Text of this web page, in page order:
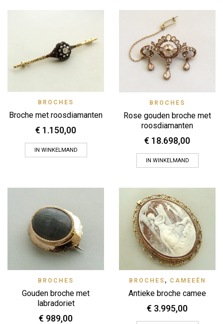
BROCHES
Broche met roosdiamanten
€ 1.150,00
IN WINKELMAND
BROCHES
Rose gouden broche met
roosdiamanten
€ 18.698,00
IN WINKELMAND
BROCHES
Gouden broche met
labradoriet
€ 989,00
BROCHES , CAMEEËN
Antieke broche camee
€ 3.995,00